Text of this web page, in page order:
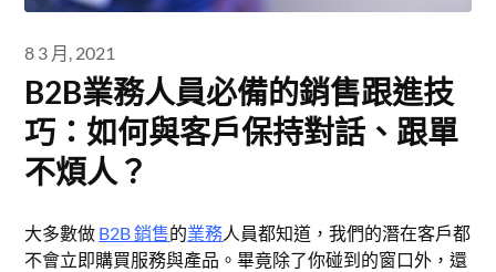
8 3 月, 2021
B2B業務人員必備的銷售跟進技
巧：如何與客戶保持對話、跟單
不煩人？
大多數做 B2B 銷售的業務人員都知道，我們的潛在客戶都
不會立即購買服務與產品。畢竟除了你碰到的窗口外，還